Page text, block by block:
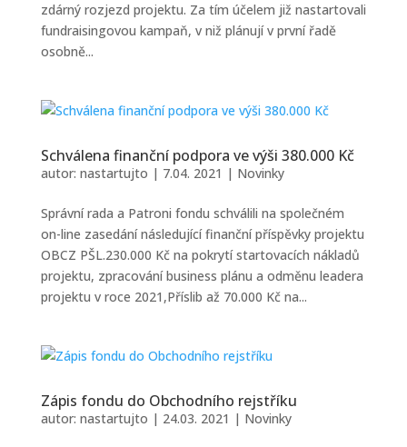
zdárný rozjezd projektu. Za tím účelem již nastartovali
fundraisingovou kampaň, v niž plánují v první řadě
osobně...
Schválena finanční podpora ve výši 380.000 Kč
autor: nastartujto | 7.04. 2021 | Novinky
Správní rada a Patroni fondu schválili na společném
on-line zasedání následující finanční příspěvky projektu
OBCZ PŠL.230.000 Kč na pokrytí startovacích nákladů
projektu, zpracování business plánu a odměnu leadera
projektu v roce 2021,Příslib až 70.000 Kč na...
Zápis fondu do Obchodního rejstříku
autor: nastartujto | 24.03. 2021 | Novinky